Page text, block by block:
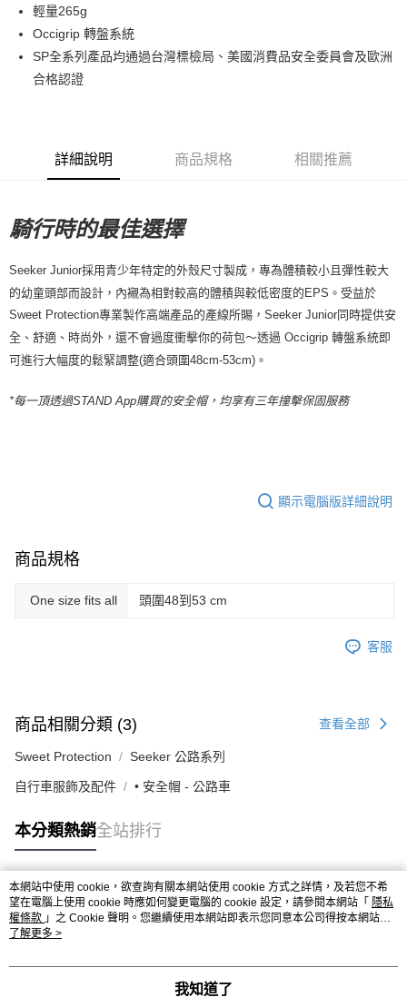
每筆NT$80，滿NT$10,000(含以上)免運費
付款後全家取貨
每筆NT$80，滿NT$10,000(含以上)免運費
付款後7-11取貨
宅配
輕量265g
Occigrip 轉盤系統
SP全系列產品均通過台灣標檢局、美國消費品安全委員會及歐洲
合格認證
詳細說明 商品規格 相關推薦
騎行時的最佳選擇
Seeker Junior採用青少年特定的外殼尺寸製成，專為體積較小且彈性較大
的幼童頭部而設計，內襯為相對較高的體積與較低密度的EPS。受益於
Sweet Protection專業製作高端產品的產線所賜，Seeker Junior同時提供安
全、舒適、時尚外，還不會過度衝擊你的荷包～透過 Occigrip 轉盤系統即
可進行大幅度的鬆緊調整(適合頭圍48cm-53cm)。
*每一頂透過STAND App購買的安全帽，均享有三年撞擊保固服務
顯示電腦版詳細說明
商品規格
One size fits all 頭圍48到53 cm
客服
商品相關分類 (3) 查看全部
Sweet Protection Seeker 公路系列
自行車服飾及配件 • 安全帽 - 公路車
本分類熱銷全站排行
熱門標籤
本網站中使用 cookie，欲查詢有關本網站使用 cookie 方式之詳情，及若您不希
望在電腦上使用 cookie 時應如何變更電腦的 cookie 設定，請參閱本網站「 隱私
權條款 」之 Cookie 聲明。您繼續使用本網站即表示您同意本公司得按本網站使
用條款之 Cookie 聲明使用 cookie。
了解更多 >
我知道了